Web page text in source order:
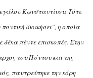
Kωνσταντίνου. Tότε
διοικήσει”, η οποία
πέντε επισκοπές. Στην
του Πόντου και της
παντρεύτηκε την κόρη